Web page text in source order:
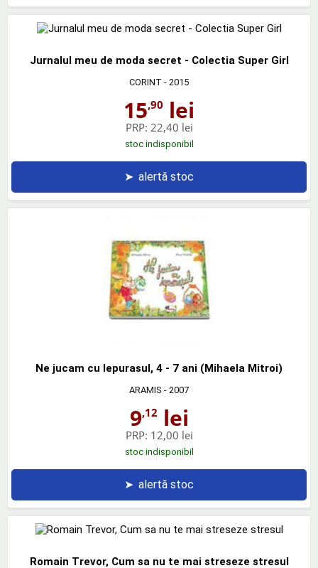
Jurnalul meu de moda secret - Colectia Super Girl
CORINT - 2015
15,90 lei
PRP: 22,40 lei
stoc indisponibil
➤ alertă stoc
Ne jucam cu Iepurasul, 4 - 7 ani (Mihaela Mitroi)
ARAMIS - 2007
9,12lei
PRP: 12,00 lei
stoc indisponibil
➤ alertă stoc
Romain Trevor, Cum sa nu te mai streseze stresul